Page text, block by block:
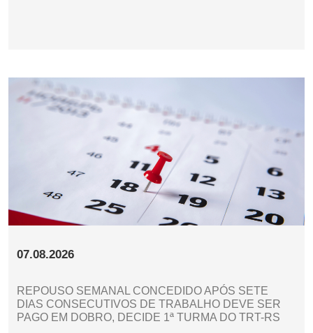
07.08.2026
REPOUSO SEMANAL CONCEDIDO APÓS SETE
DIAS CONSECUTIVOS DE TRABALHO DEVE SER
PAGO EM DOBRO, DECIDE 1ª TURMA DO TRT-RS